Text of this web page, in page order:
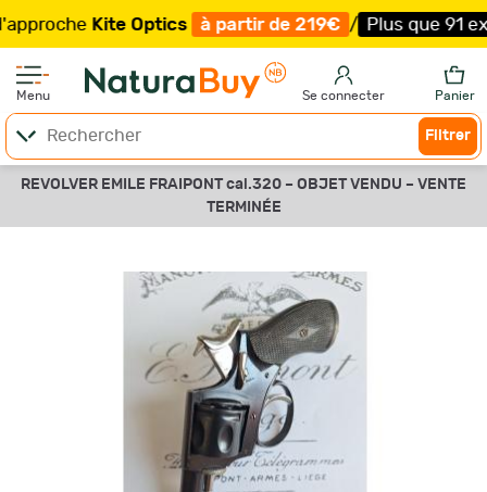
Kite Optics à partir de 219€ / Plus que 91
Menu Se connecter Panier
Filtrer
REVOLVER EMILE FRAIPONT cal.320 – OBJET VENDU – VENTE
TERMINÉE